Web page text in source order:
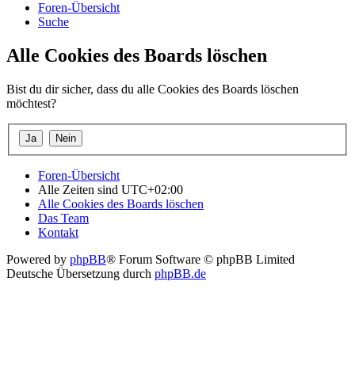
Foren-Übersicht
Suche
Alle Cookies des Boards löschen
Bist du dir sicher, dass du alle Cookies des Boards löschen
möchtest?
Foren-Übersicht
Alle Zeiten sind UTC+02:00
Alle Cookies des Boards löschen
Das Team
Kontakt
Powered by phpBB® Forum Software © phpBB Limited
Deutsche Übersetzung durch phpBB.de